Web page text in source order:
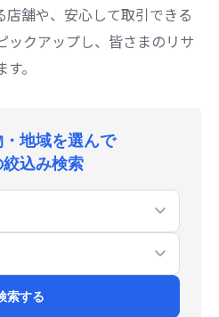
店舗や、安心して取引できる
ックアップし、皆さまのリサ
。
地域を選んで
絞込み検索
索する